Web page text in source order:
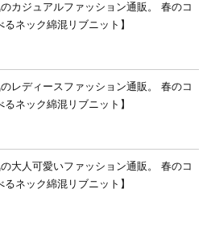
カジュアルファッション通販。 春のコ
るネック綿混リブニット】
レディースファッション通販。 春のコ
るネック綿混リブニット】
大人可愛いファッション通販。 春のコ
るネック綿混リブニット】